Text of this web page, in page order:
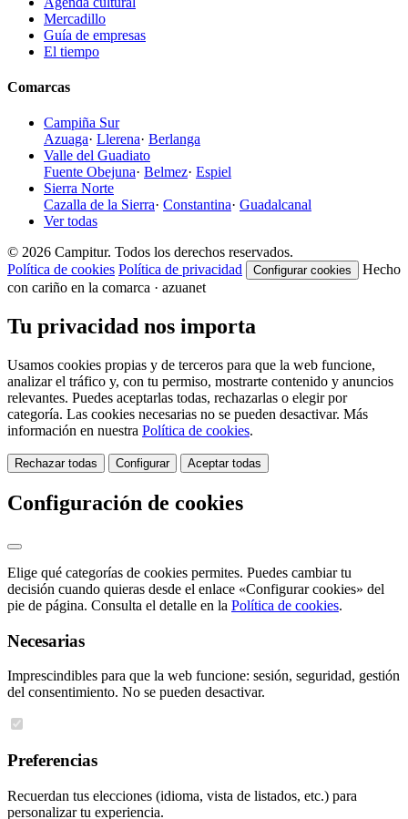
Mercadillo
Guía de empresas
El tiempo
Comarcas
Campiña Sur
Azuaga· Llerena· Berlanga
Valle del Guadiato
Fuente Obejuna· Belmez· Espiel
Sierra Norte
Cazalla de la Sierra· Constantina· Guadalcanal
Ver todas
© 2026 Campitur. Todos los derechos reservados.
Política de cookies Política de privacidad Configurar cookies
Hecho
con cariño en la comarca · azuanet
Tu privacidad nos importa
Usamos cookies propias y de terceros para que la web funcione,
analizar el tráfico y, con tu permiso, mostrarte contenido y anuncios
relevantes. Puedes aceptarlas todas, rechazarlas o elegir por
categoría. Las cookies necesarias no se pueden desactivar. Más
información en nuestra Política de cookies.
Rechazar todas Configurar Aceptar todas
Configuración de cookies
Elige qué categorías de cookies permites. Puedes cambiar tu
decisión cuando quieras desde el enlace «Configurar cookies» del
pie de página. Consulta el detalle en la Política de cookies.
Necesarias
Imprescindibles para que la web funcione: sesión, seguridad, gestión
del consentimiento. No se pueden desactivar.
Preferencias
Recuerdan tus elecciones (idioma, vista de listados, etc.) para
personalizar tu experiencia.